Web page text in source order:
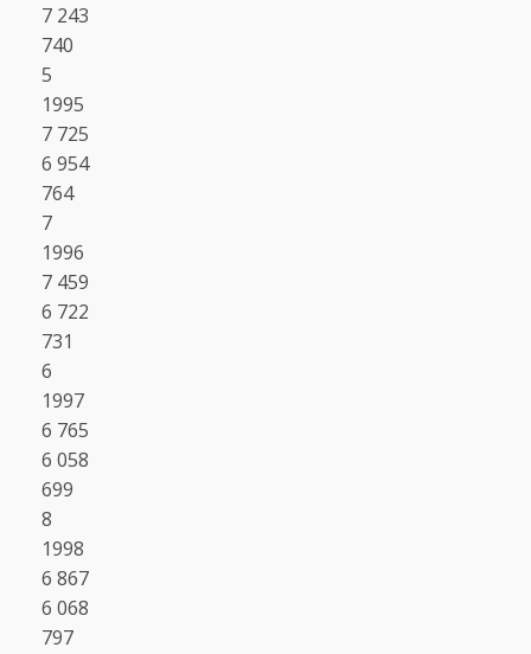
7 243
740
5
1995
7 725
6 954
764
7
1996
7 459
6 722
731
6
1997
6 765
6 058
699
8
1998
6 867
6 068
797